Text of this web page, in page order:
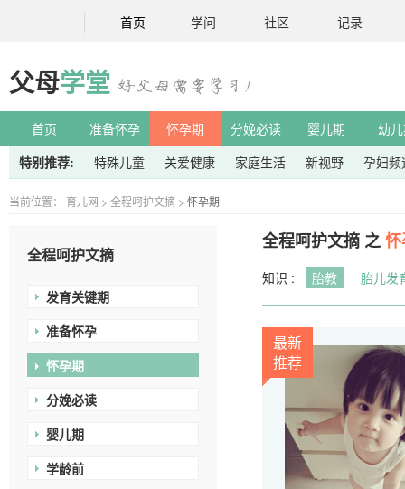
首页 学问 社区 记录
父母学堂
首页 准备怀孕 怀孕期 分娩必读 婴儿期
幼
特别推荐:
特殊儿童 关爱健康 家庭生活 新视野 孕妇频
当前位置： 育儿网 > 全程呵护文摘 > 怀孕期
全程呵护文摘
发育关键期
准备怀孕
怀孕期
分娩必读
婴儿期
学龄前
全程呵护文摘 之
知识 : 胎教 胎儿发
最新
推荐